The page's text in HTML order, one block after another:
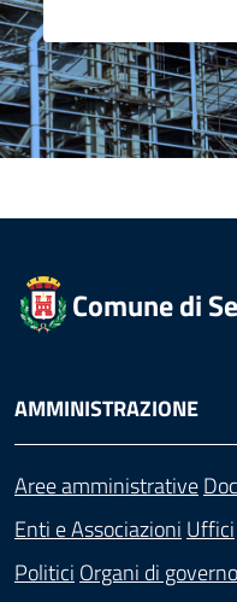
Comune di
AMMINISTRAZIONE
Aree amministrative
Enti e Associazioni Uffici
Politici Organi di governo